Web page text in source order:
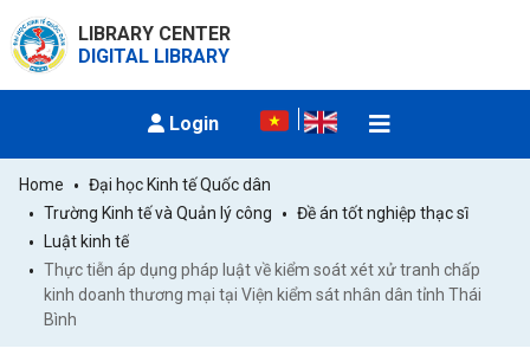
LIBRARY CENTER
DIGITAL LIBRARY
Login
Home
Đại học Kinh tế Quốc dân
Trường Kinh tế và Quản lý công
Đề án tốt nghiệp thạc sĩ
Luật kinh tế
Thực tiễn áp dụng pháp luật về kiểm soát xét xử tranh chấp
kinh doanh thương mại tại Viện kiểm sát nhân dân tỉnh Thái
Bình